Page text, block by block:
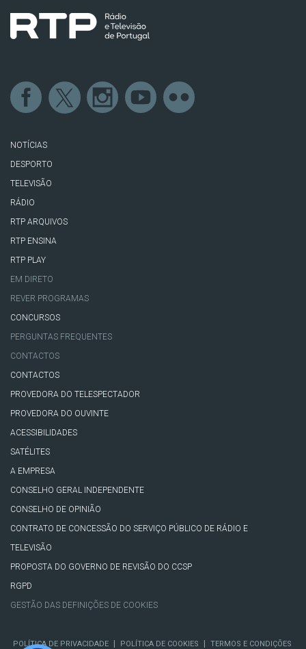
NOTÍCIAS
DESPORTO
TELEVISÃO
RÁDIO
RTP ARQUIVOS
RTP ENSINA
RTP PLAY
EM DIRETO
REVER PROGRAMAS
CONCURSOS
PERGUNTAS FREQUENTES
CONTACTOS
CONTACTOS
PROVEDORA DO TELESPECTADOR
PROVEDORA DO OUVINTE
ACESSIBILIDADES
SATÉLITES
A EMPRESA
CONSELHO GERAL INDEPENDENTE
CONSELHO DE OPINIÃO
CONTRATO DE CONCESSÃO DO SERVIÇO PÚBLICO DE RÁDIO E
TELEVISÃO
PROPOSTA DO GOVERNO DE REVISÃO DO CCSP
RGPD
GESTÃO DAS DEFINIÇÕES DE COOKIES
POLÍTICA DE PRIVACIDADE POLÍTICA DE COOKIES TERMOS E CONDIÇÕES